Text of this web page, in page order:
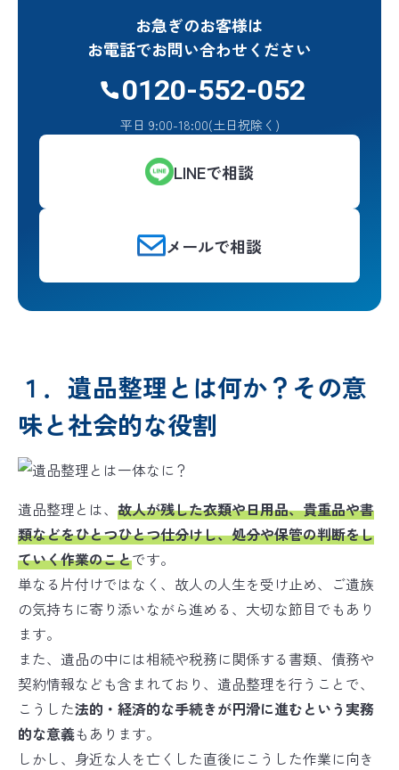
お急ぎのお客様は
お電話でお問い合わせください
0120-552-052
平日 9:00-18:00(土日祝除く)
LINEで相談
メールで相談
１．遺品整理とは何か？その意
味と社会的な役割
遺品整理とは、 故人が残した衣類や日用品、貴重品や書
類などをひとつひとつ仕分けし、処分や保管の判断をし
ていく作業のことです。
単なる片付けではなく、故人の人生を受け止め、ご遺族
の気持ちに寄り添いながら進める、大切な節目でもあり
ます。
また、遺品の中には相続や税務に関係する書類、債務や
契約情報なども含まれており、遺品整理を行うことで、
こうした法的・経済的な手続きが円滑に進むという実務
的な意義もあります。
しかし、身近な人を亡くした直後にこうした作業に向き